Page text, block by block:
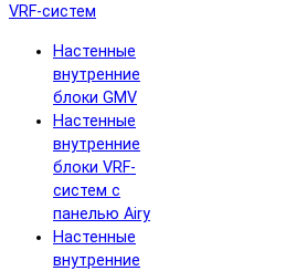
VRF-систем
Настенные
внутренние
блоки GMV
Настенные
внутренние
блоки VRF-
систем с
панелью Airy
Настенные
внутренние